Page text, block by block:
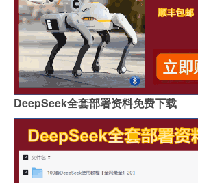
DeepSeek全套部署资料免费下载